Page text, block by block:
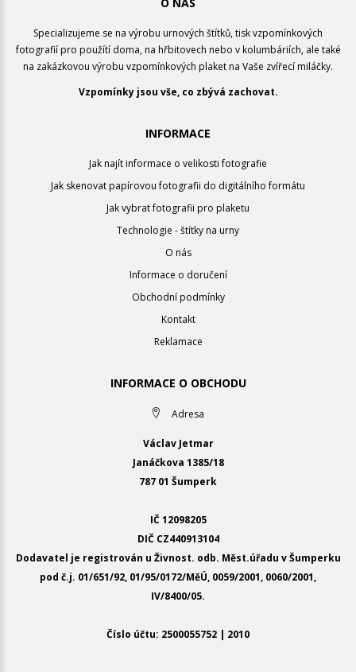
Specializujeme se na výrobu urnových štítků, tisk vzpomínkových
fotografií pro použítí doma, na hřbitovech nebo v kolumbáriích, ale také
na zakázkovou výrobu vzpomínkových plaket na Vaše zvířecí miláčky.
Vzpomínky jsou vše, co zbývá zachovat.
INFORMACE
Jak najít informace o velikosti fotografie
Jak skenovat papírovou fotografii do digitálního formátu
Jak vybrat fotografii pro plaketu
Technologie - štítky na urny
O nás
Informace o doručení
Obchodní podmínky
Kontakt
Reklamace
INFORMACE O OBCHODU
Adresa
Václav Jetmar
Janáčkova 1385/18
787 01 Šumperk
IČ 12098205
DIČ CZ440913104
Dodavatel je registrován u Živnost. odb. Měst.úřadu v Šumperku
pod č.j. 01/651/92, 01/95/0172/MěÚ, 0059/2001, 0060/2001,
IV/8400/05.
Číslo účtu: 2500055752 | 2010